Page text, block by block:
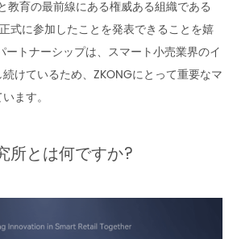
教育の最前線にある権威ある組織である
式に参加したことを発表できることを嬉
ートナーシップは、スマート小売業界のイ
けているため、ZKONGにとって重要なマ
ます。
所とは何ですか?